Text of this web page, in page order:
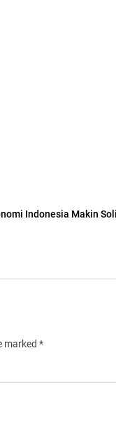
Indonesia Makin
marked *